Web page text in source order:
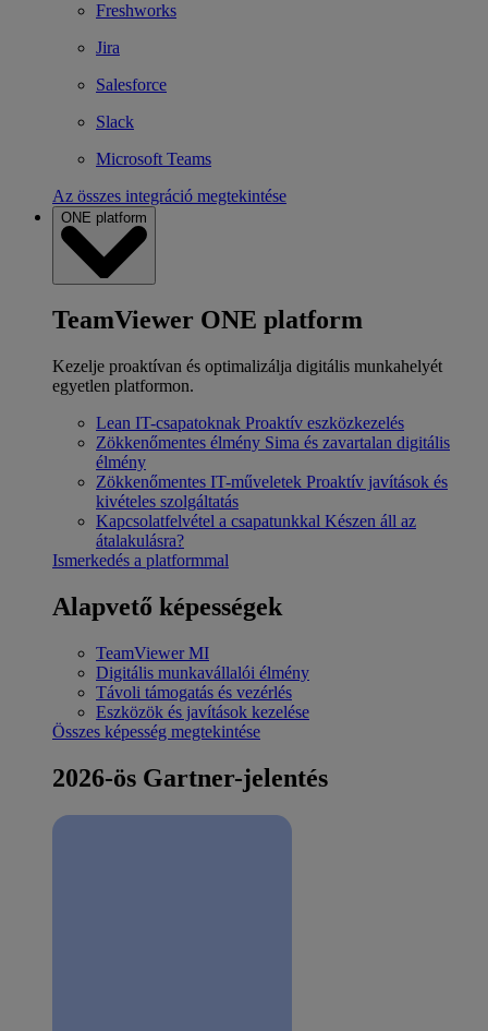
Freshworks
Jira
Salesforce
Slack
Microsoft Teams
Az összes integráció megtekintése
ONE platform
TeamViewer ONE platform
Kezelje proaktívan és optimalizálja digitális munkahelyét
egyetlen platformon.
Lean IT-csapatoknak Proaktív eszközkezelés
Zökkenőmentes élmény Sima és zavartalan digitális
élmény
Zökkenőmentes IT-műveletek Proaktív javítások és
kivételes szolgáltatás
Kapcsolatfelvétel a csapatunkkal Készen áll az
átalakulásra?
Ismerkedés a platformmal
Alapvető képességek
TeamViewer MI
Digitális munkavállalói élmény
Távoli támogatás és vezérlés
Eszközök és javítások kezelése
Összes képesség megtekintése
2026-ös Gartner-jelentés